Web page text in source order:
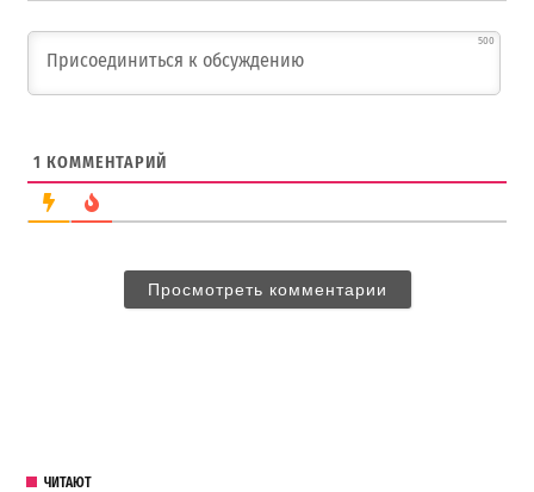
500
1 КОММЕНТАРИЙ
Просмотреть комментарии
ЧИТАЮТ